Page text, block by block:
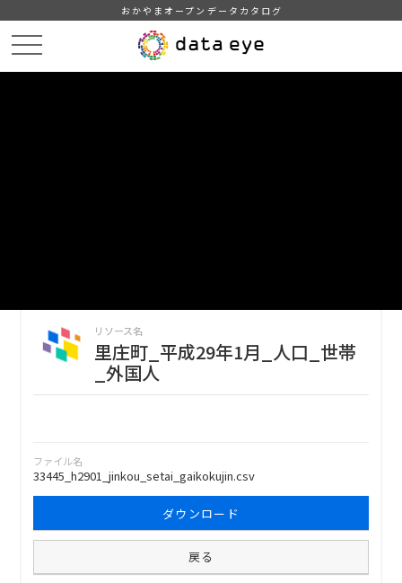
おかやまオープンデータカタログ
リソース名
里庄町_平成29年1月_人口_世帯
_外国人
ファイル名
33445_h2901_jinkou_setai_gaikokujin.csv
ダウンロード
戻る